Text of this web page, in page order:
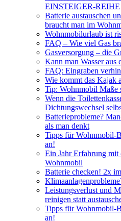
EINSTEIGER-REIHE
Batterie austauschen
braucht man im
Wohnmobilurlaub ist
FAQ – Wie viel Gas
Gasversorgung – die
Kann man Wasser
FAQ: Eingraben
Wie kommt das Kajak
Tip: Wohnmobil Maße
Wenn die
Dichtungswechsel
Batterieprobleme?
als man denkt
Tipps für Wohnmobil-
an!
Ein Jahr Erfahrung
Wohnmobil
Batterie checken! 2x
Leistungsverlust und
reinigen statt
Tipps für Wohnmobil-
an!